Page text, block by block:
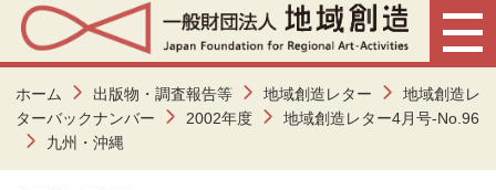
ホーム 出版物・調査報告等 地域創造レター
地域創造レ
ターバックナンバー
2002年度
地域創造レター4月号-No.96
九州・沖縄